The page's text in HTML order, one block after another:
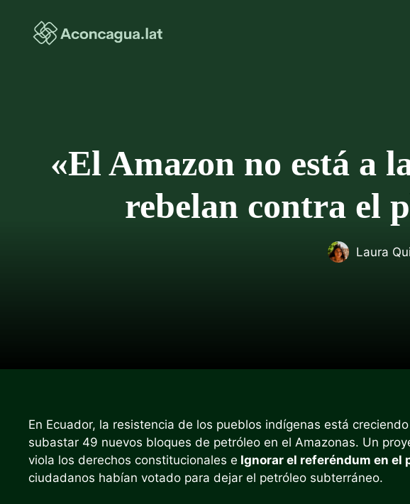
contenido
«El Amazon no está a
rebelan contra el
Laura
En Ecuador, la resistencia de los pueblos indígenas está
subastar 49 nuevos bloques de petróleo en el Amazonas. Un
viola los derechos constitucionales e Ignorar el referéndum en el
ciudadanos habían votado para dejar el petróleo subterráneo.